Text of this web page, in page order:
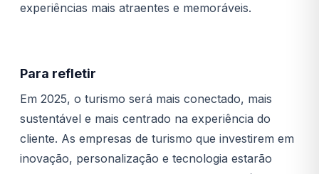
experiências mais atraentes e memoráveis.
Para refletir
Em 2025, o turismo será mais conectado, mais
sustentável e mais centrado na experiência do
cliente. As empresas de turismo que investirem em
inovação, personalização e tecnologia estarão